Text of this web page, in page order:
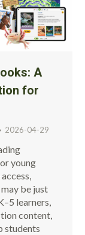
A
for
2026-04-29
young
be just
learners,
content,
students